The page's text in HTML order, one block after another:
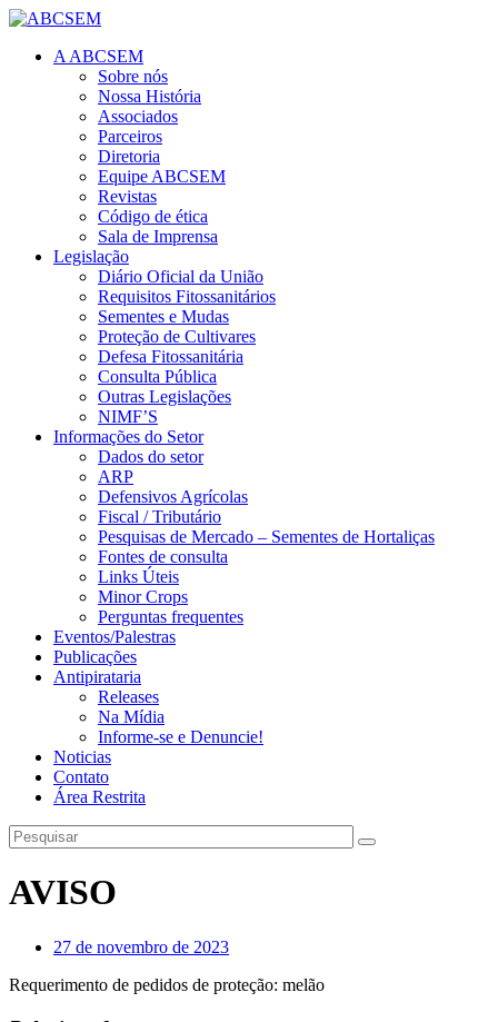
A ABCSEM
Sobre nós
Nossa História
Associados
Parceiros
Diretoria
Equipe ABCSEM
Revistas
Código de ética
Sala de Imprensa
Legislação
Diário Oficial da União
Requisitos Fitossanitários
Sementes e Mudas
Proteção de Cultivares
Defesa Fitossanitária
Consulta Pública
Outras Legislações
NIMF’S
Informações do Setor
Dados do setor
ARP
Defensivos Agrícolas
Fiscal / Tributário
Pesquisas de Mercado – Sementes de Hortaliças
Fontes de consulta
Links Úteis
Minor Crops
Perguntas frequentes
Eventos/Palestras
Publicações
Antipirataria
Releases
Na Mídia
Informe-se e Denuncie!
Noticias
Contato
Área Restrita
AVISO
27 de novembro de 2023
Requerimento de pedidos de proteção: melão